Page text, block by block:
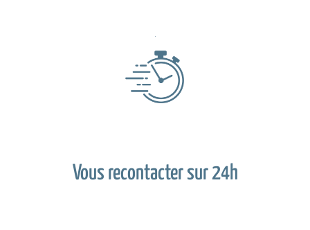
Vous recontacter sur 24h